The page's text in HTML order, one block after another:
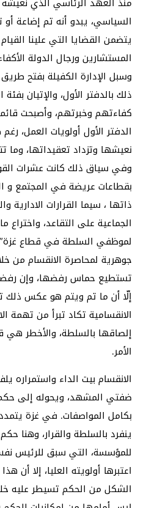
السياسي، يبدو أنه تم إضاعة أو
يتضمن القضايا التي علينا
المستشارين ورجال الدولة
وسبل الإدارة الكفيلة بفتح
ذلك بالدفتر الأول، والإتيان
كفاءتهم وخبرتهم، وأصبحت
الدفتر الأول أولويات العمل،
نعيشها وتزداد تعقيداتها،
وفي سياق ذلك كانت عشرات
بقطاعات عريضة في المجتمع و
ذاتها ، سيما القرارات الادارية
الجماعية على التقاعد، واختراع
لموظفي السلطة في قطاع
جوهرية لمحاصرة الانقسام من
تستطيع حماس رفضها، وإن
إلّا أن ما تم ويتم هو عكس ذلك
الانقسامية تكاد تبرأ من تهمة
إلصاقها بالسلطة، والأخطر هي
الأمر.
الانقسام بيت الداء واستمراره
ضفتي المشهد، ويحوله إلى
بكامل المواصفات. في غزة يتمدد
ينفرد بالسلطة والقرار، وهنا
للمؤسسة، التي سبق للرئيس
اعتبرها أولويته العليا، إلا أن
الشكل من الحكم تسيطر عليه